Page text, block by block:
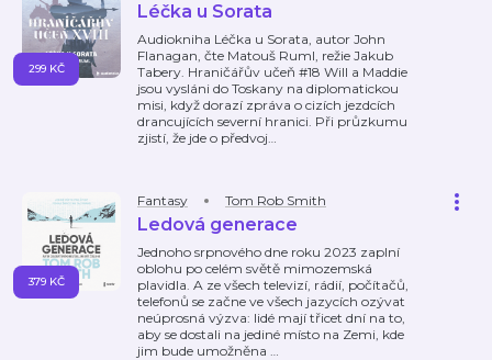
Léčka u Sorata
Audiokniha Léčka u Sorata, autor John
Flanagan, čte Matouš Ruml, režie Jakub
Tabery. Hraničářův učeň #18 Will a Maddie
jsou vysláni do Toskany na diplomatickou
misi, když dorazí zpráva o cizích jezdcích
drancujících severní hranici. Při průzkumu
zjistí, že jde o předvoj…
299 KČ
Fantasy Tom Rob Smith
Ledová generace
Jednoho srpnového dne roku 2023 zaplní
oblohu po celém světě mimozemská
plavidla. A ze všech televizí, rádií, počítačů,
telefonů se začne ve všech jazycích ozývat
neúprosná výzva: lidé mají třicet dní na to,
aby se dostali na jediné místo na Zemi, kde
jim bude umožněna …
379 KČ